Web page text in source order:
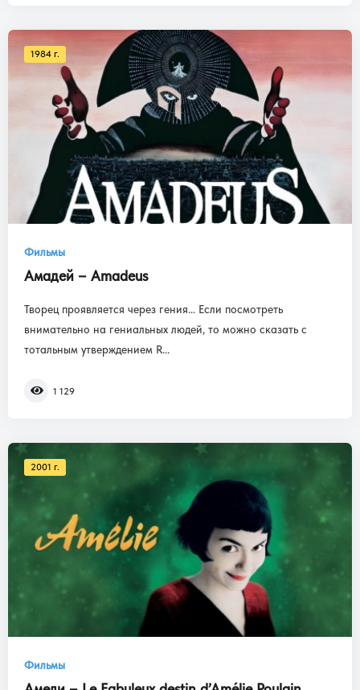
1984 г.
Фильмы
Амадей – Amadeus
Творец проявляется через гения… Если посмотреть
внимательно на гениальных людей, то можно сказать с
тотальным утверждением R...
1 129
2001 г.
Фильмы